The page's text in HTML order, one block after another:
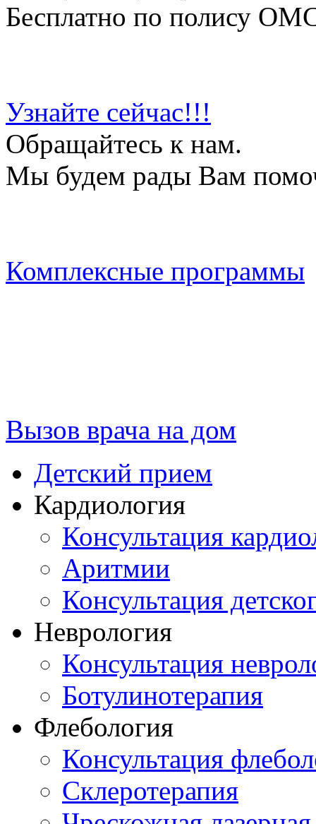
Бесплатно по полису
Узнайте сейчас!!!
Обращайтесь к нам.
Мы будем рады Вам
Комплексные программы
Вызов врача на дом
Детский прием
Кардиология
Консультация
Аритмии
Консультация
Неврология
Консультация
Ботулинотерапия
Флебология
Консультация
Склеротерапия